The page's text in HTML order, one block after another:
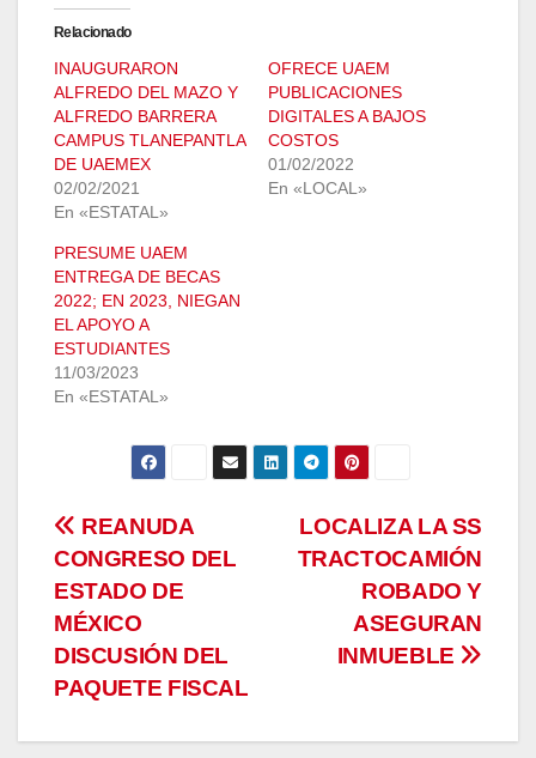
Relacionado
INAUGURARON
ALFREDO DEL MAZO Y
ALFREDO BARRERA
CAMPUS TLANEPANTLA
DE UAEMEX
02/02/2021
En «ESTATAL»
OFRECE UAEM
PUBLICACIONES
DIGITALES A BAJOS
COSTOS
01/02/2022
En «LOCAL»
PRESUME UAEM
ENTREGA DE BECAS
2022; EN 2023, NIEGAN
EL APOYO A
ESTUDIANTES
11/03/2023
En «ESTATAL»
Navegación
de
entradas
LOCALIZA LA SS
TRACTOCAMIÓN
ROBADO Y
ASEGURAN
INMUEBLE
REANUDA
CONGRESO DEL
ESTADO DE
MÉXICO
DISCUSIÓN DEL
PAQUETE FISCAL